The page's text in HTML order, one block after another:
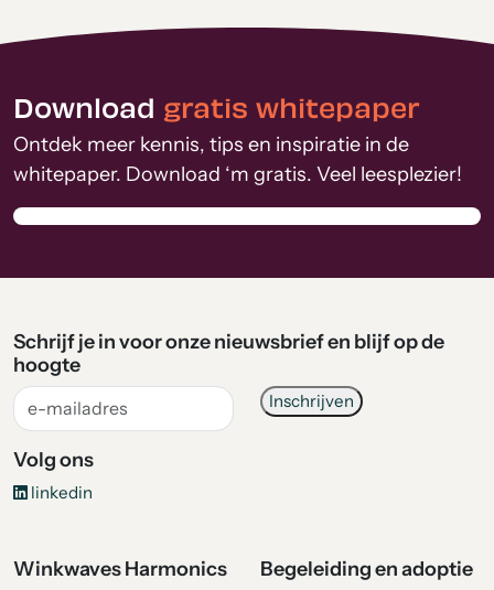
Download gratis whitepaper
Ontdek meer kennis, tips en inspiratie in de
whitepaper. Download ‘m gratis. Veel leesplezier!
Schrijf je in voor onze nieuwsbrief en blijf op de
hoogte
Volg ons
linkedin
Winkwaves Harmonics Begeleiding en adoptie